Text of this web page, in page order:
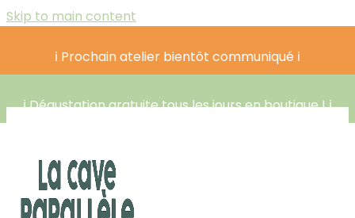
Skip to main content
ℹ️ Prochain atelier bientôt communiqué ℹ️
ℹ️ Dégustation gratuite tous les jours en boutique ! ℹ️